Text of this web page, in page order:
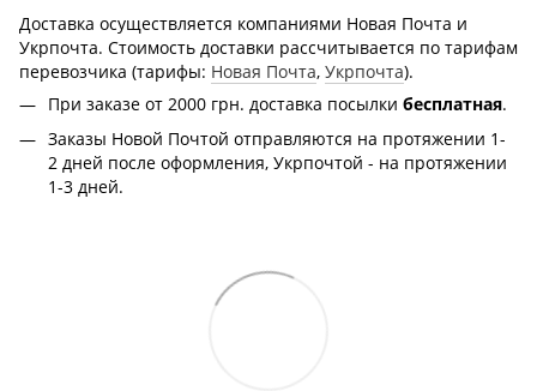
Доставка осуществляется компаниями Новая Почта и
Укрпочта. Стоимость доставки рассчитывается по тарифам
перевозчика (тарифы: Новая Почта, Укрпочта).
При заказе от 2000 грн. доставка посылки бесплатная.
Заказы Новой Почтой отправляются на протяжении 1-
2 дней после оформления, Укрпочтой - на протяжении
1-3 дней.